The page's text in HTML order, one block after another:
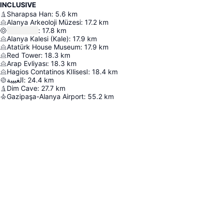
INCLUSIVE
Sharapsa Han: 5.6 km
Alanya Arkeoloji Müzesi: 17.2 km
: 17.8 km
Alanya Kalesi (Kale): 17.9 km
Atatürk House Museum: 17.9 km
Red Tower: 18.3 km
Arap Evliyası: 18.3 km
Hagios Contatinos KIlisesI: 18.4 km
الغبيبة: 24.4 km
Dim Cave: 27.7 km
Gazipaşa-Alanya Airport: 55.2 km